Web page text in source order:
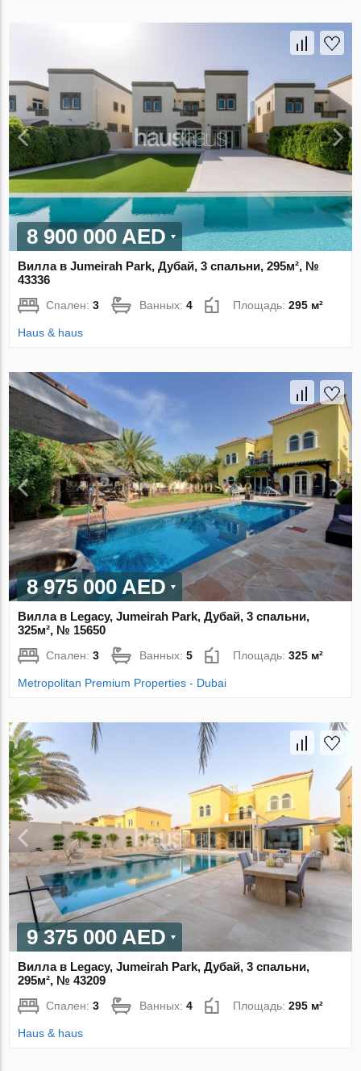
8 900 000 AED
Вилла в Jumeirah Park, Дубай, 3 спальни, 295м², №
43336
Спален:3 Ванных:4 Площадь:295 м²
Haus & haus
8 975 000 AED
Вилла в Legacy, Jumeirah Park, Дубай, 3 спальни,
325м², № 15650
Спален:3 Ванных:5 Площадь:325 м²
Metropolitan Premium Properties - Dubai
9 375 000 AED
Вилла в Legacy, Jumeirah Park, Дубай, 3 спальни,
295м², № 43209
Спален:3 Ванных:4 Площадь:295 м²
Haus & haus